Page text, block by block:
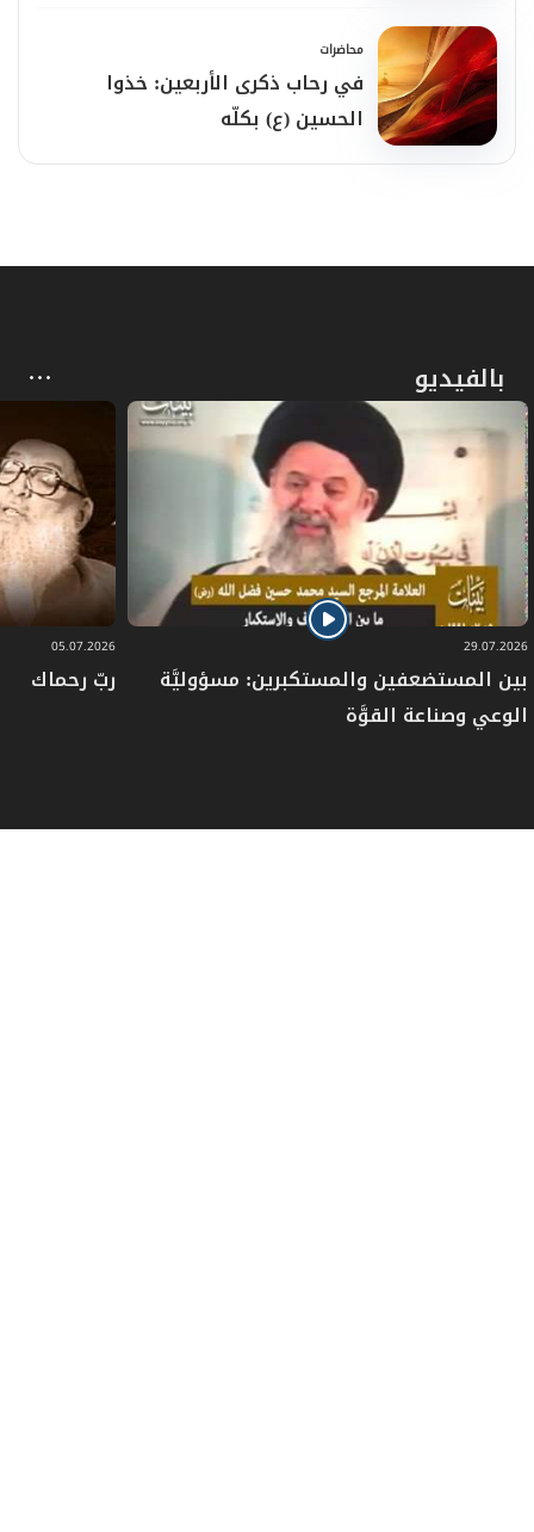
وأتعثّرُ مرّاتِ..
وتجدُني أعودُ إلى دفينِ فكرٍ عجنَهُ
وخطوًا رساليًّا.
أحياكَ فيه عندَ كلّ موقفٍ
وكلّ نازلةٍ
وكلِّ مفترقٍ بينَ الطّرق
وما أكثرَها بعدَكَ!..
وأمَلِكَ فيه.
محاضرات
في رحاب ذكرى الأربعين: خذوا
الحسين (ع) بكلّه
بالفيديو
29.07.2026
بين المستضعفين والمستكبرين: مسؤوليَّة
الوعي وصناعة القوَّة
05.07.2026
ربّ رحماك